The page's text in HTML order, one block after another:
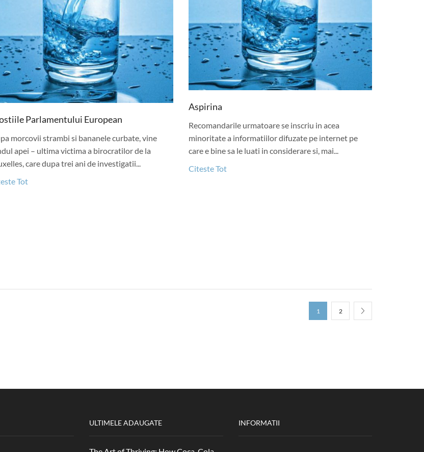
Aspirina
Recomandarile urmatoare se inscriu in acea
minoritate a informatiilor difuzate pe internet pe
care e bine sa le luati in considerare si, mai...
Citeste Tot
Parlamentului European
morcovii strambi si bananele curbate, vine
apei – ultima victima a birocratilor de la
care dupa trei ani de investigatii...
Tot
1 2
ULTIMELE ADAUGATE INFORMATII